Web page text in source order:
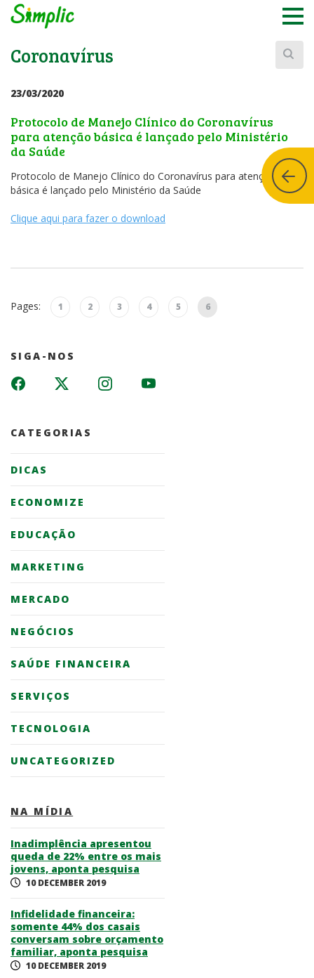
Coronavírus
23/03/2020
Protocolo de Manejo Clínico do Coronavírus
para atenção básica é lançado pelo Ministério
da Saúde
Protocolo de Manejo Clínico do Coronavírus para atenção
básica é lançado pelo Ministério da Saúde
Clique aqui para fazer o download
Pages: 1 2 3 4 5 6
Buscar:
SIGA-NOS
CATEGORIAS
DICAS
ECONOMIZE
EDUCAÇÃO
MARKETING
MERCADO
NEGÓCIOS
SAÚDE FINANCEIRA
SERVIÇOS
TECNOLOGIA
UNCATEGORIZED
NA MÍDIA
Inadimplência apresentou
queda de 22% entre os mais
jovens, aponta pesquisa
10 DECEMBER 2019
Infidelidade financeira:
somente 44% dos casais
conversam sobre orçamento
familiar, aponta pesquisa
10 DECEMBER 2019